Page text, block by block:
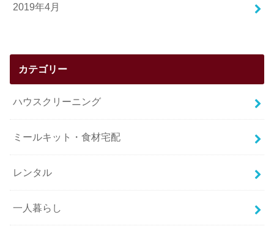
2019年4月
カテゴリー
ハウスクリーニング
ミールキット・食材宅配
レンタル
一人暮らし